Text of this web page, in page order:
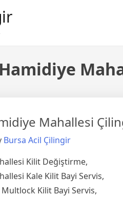
Mahallesi
Bursa Acil Çilingir
Kilit Değiştirme,
Kale Kilit Bayi Servis,
Kilit Bayi Servis,